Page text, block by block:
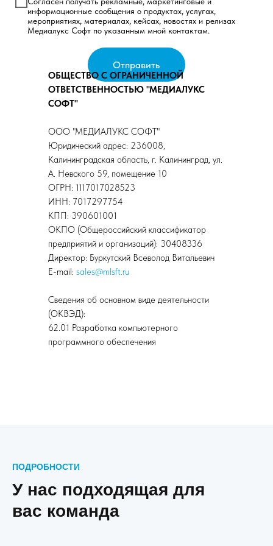
информационные сообщения о продуктах, услугах,
мероприятиях, материалах, кейсах, новостях и релизах
Медиалукс Софт по указанным мной контактам.
Отправить
ОБЩЕСТВО С ОГРАНИЧЕННОЙ
ОТВЕТСТВЕННОСТЬЮ "МЕДИАЛУКС
СОФТ"
ООО "МЕДИАЛУКС СОФТ"
Юридический адрес: 236008,
Калининградская область, г. Калининград, ул.
А. Невского 59, помещение 10
ОГРН: 1117017028523
ИНН: 7017297754
КПП: 390601001
ОКПО (Общероссийский классификатор
предприятий и организаций): 30408336
Директор: Буркутский Всеволод Витальевич
E-mail: sales@mlsft.ru
Сведения об основном виде деятельности
(ОКВЭД):
62.01 Разработка компьютерного
программного обеспечения
ПОДРОБНОСТИ
У нас подходящая для
вас команда